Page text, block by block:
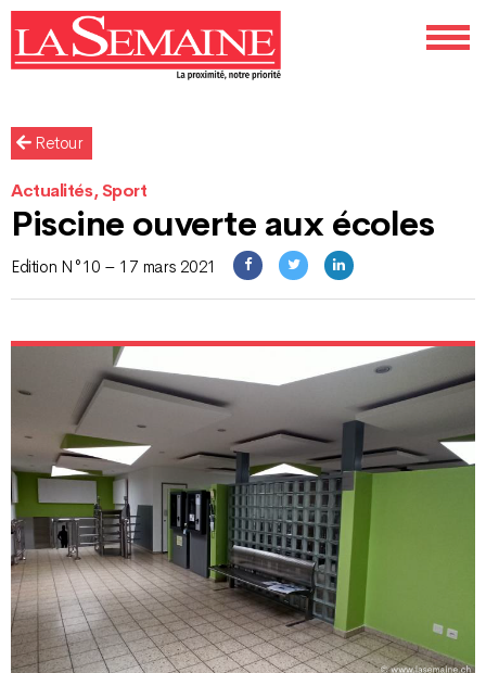
Retour
Actualités, Sport
Piscine ouverte aux écoles
Edition N°10 – 17 mars 2021